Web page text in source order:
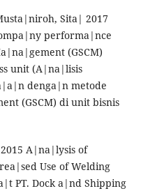
Sita| 2017
performa|nce
(GSCM)
unit (A|na|lisis
denga|n metode
(GSCM) di unit bisnis
A|na|lysis of
Use of Welding
PT. Dock a|nd Shipping